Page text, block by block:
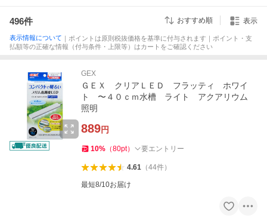
496件 おすすめ順 表示
表示情報について ｜ポイントは原則税抜価格を基準に付与されます｜ポイント・支
払額等の正確な情報（付与条件・上限等）はカートをご確認ください
GEX
ＧＥＸ クリアＬＥＤ フラッティ ホワイ
ト 〜４０ｃｍ水槽 ライト アクアリウム
照明
889円
10% （80pt） 要エントリー
4.61（44件）
最短8/10お届け